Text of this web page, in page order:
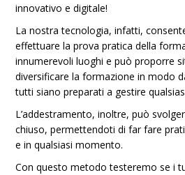
innovativo e digitale!
La nostra tecnologia, infatti,
effettuare la prova pratica della
innumerevoli luoghi e può proporre
diversificare la formazione in modo
tutti siano preparati a gestire
L’addestramento, inoltre, può
chiuso, permettendoti di far fare
e in qualsiasi momento.
Con questo metodo testeremo se i